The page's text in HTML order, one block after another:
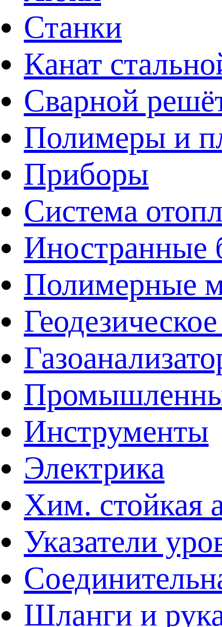
Станки
Канат
Сварной
Полимеры и
Приборы
Система
Иностранные
Полимерные
Инструменты
Электрика
Хим. стойкая
Указатели
Шланги и